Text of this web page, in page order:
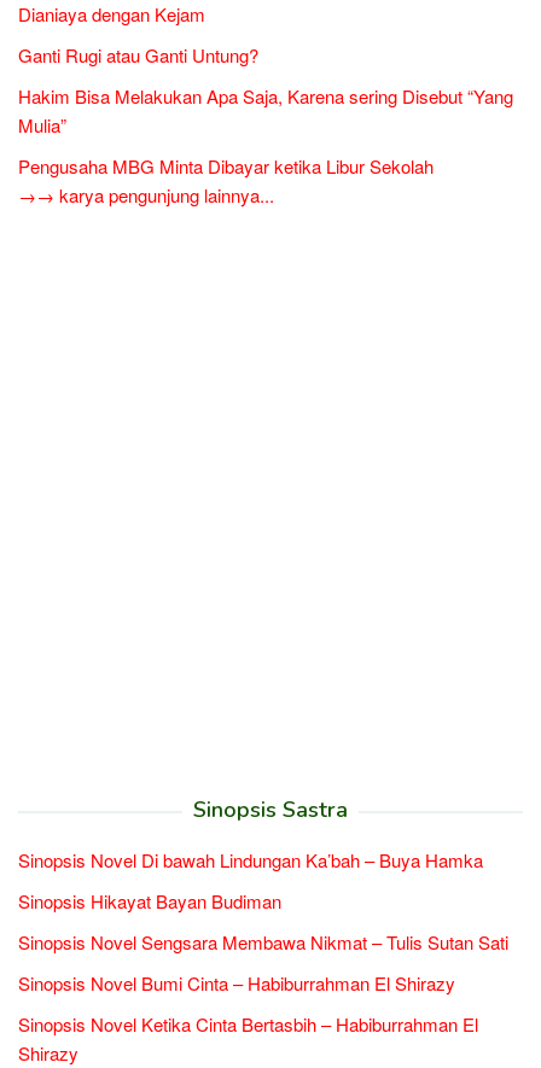
Dianiaya dengan Kejam
Ganti Rugi atau Ganti Untung?
Hakim Bisa Melakukan Apa Saja, Karena sering Disebut “Yang
Mulia”
Pengusaha MBG Minta Dibayar ketika Libur Sekolah
→→ karya pengunjung lainnya...
Sinopsis Sastra
Sinopsis Novel Di bawah Lindungan Ka’bah – Buya Hamka
Sinopsis Hikayat Bayan Budiman
Sinopsis Novel Sengsara Membawa Nikmat – Tulis Sutan Sati
Sinopsis Novel Bumi Cinta – Habiburrahman El Shirazy
Sinopsis Novel Ketika Cinta Bertasbih – Habiburrahman El
Shirazy